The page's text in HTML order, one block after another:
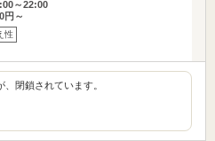
～22:00
円～
性
閉鎖されています。